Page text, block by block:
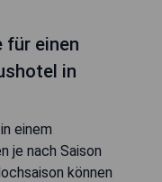
für einen
in
einem
je nach Saison
können